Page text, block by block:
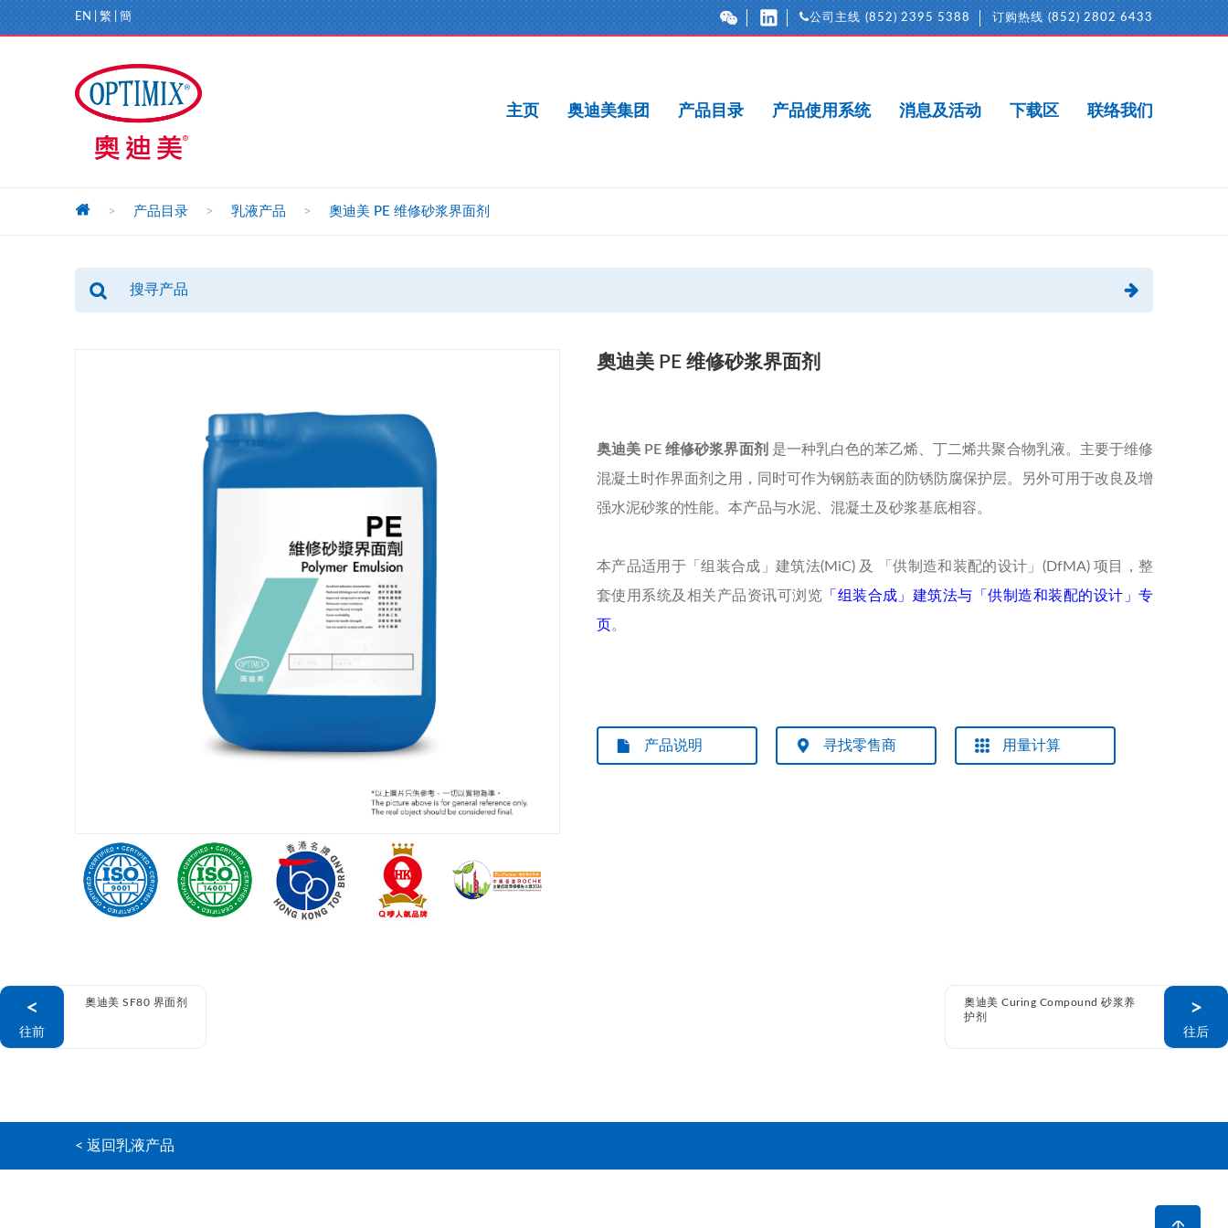
EN 繁 簡 公司主线 (852) 2395 5388 订购热线 (852) 2802 6433
主页 奥迪美集团 产品目录 产品使用系统 消息及活动 下载区 联络我们
> 产品目录 > 乳液产品 > 奧迪美 PE 维修砂浆界面剂
奧迪美 PE 维修砂浆界面剂
奥迪美 PE 维修砂浆界面剂 是一种乳白色的苯乙烯、丁二烯共聚合物乳液。主要于维修
混凝土时作界面剂之用，同时可作为钢筋表面的防锈防腐保护层。另外可用于改良及增
强水泥砂浆的性能。本产品与水泥、混凝土及砂浆基底相容。
本产品适用于「组装合成」建筑法(MiC) 及 「供制造和装配的设计」(DfMA) 项目，整
套使用系统及相关产品资讯可浏览 「组装合成」建筑法与「供制造和装配的设计」专
页。
产品说明 寻找零售商 用量计算
<
往前
奧迪美 SF80 界面剂
奧迪美 Curing Compound 砂浆养
护剂
>
往后
< 返回乳液产品